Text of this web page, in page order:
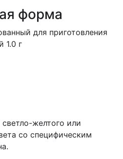
форма
для приготовления
1.0 г
желтого или
со специфическим